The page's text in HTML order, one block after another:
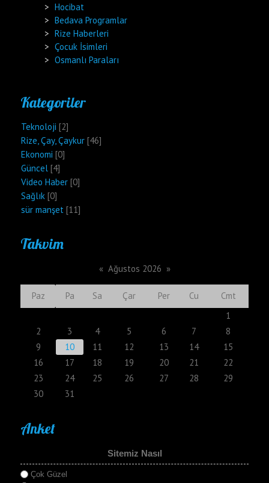
Hocibat
Bedava Programlar
Rize Haberleri
Çocuk İsimleri
Osmanlı Paraları
Kategoriler
Teknoloji [2]
Rize, Çay, Çaykur [46]
Ekonomi [0]
Güncel [4]
Video Haber [0]
Sağlık [0]
sür manşet [11]
Takvim
« Ağustos 2026 »
Paz Pa Sa Çar Per Cu
Cmt
1
2
3 4 5 6 7
8
9
10 11 12 13 14
15
16
17 18 19 20 21
22
23
24 25 26 27 28
29
30
31
Anket
Sitemiz Nasıl
Çok Güzel